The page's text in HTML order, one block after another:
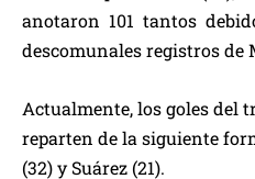
anotaron 101 tantos
descomunales registros de
Actualmente, los goles del
reparten de la siguiente
(32) y Suárez (21).